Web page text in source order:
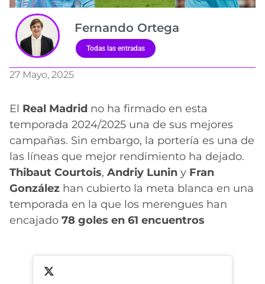
Fernando Ortega
Todas las entradas
27 Mayo, 2025
El Real Madrid no ha firmado en esta
temporada 2024/2025 una de sus mejores
campañas. Sin embargo, la portería es una de
las líneas que mejor rendimiento ha dejado.
Thibaut Courtois, Andriy Lunin y Fran
González han cubierto la meta blanca en una
temporada en la que los merengues han
encajado 78 goles en 61 encuentros